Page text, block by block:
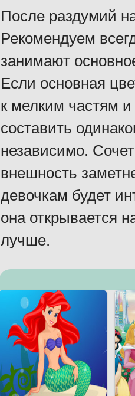
После раздумий
Рекомендуем
занимают
Если основная
к мелким частям
составить
независимо.
внешность
девочкам будет
она открывается
лучше.